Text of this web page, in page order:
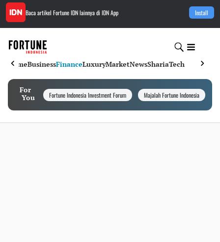
Baca artikel Fortune IDNlainnya di IDN App Install
HomeBusinessFinanceLuxuryMarketNewsShariaTech
For
You
Fortune Indonesia Investment Forum Majalah Fortune Indonesia